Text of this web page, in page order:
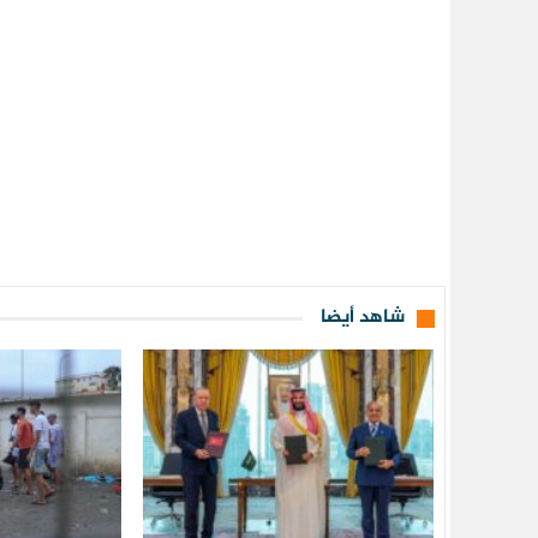
شاهد أيضا